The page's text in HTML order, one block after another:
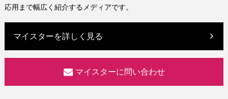
応用まで幅広く紹介するメディアです。
マイスターを詳しく見る
マイスターに問い合わせ